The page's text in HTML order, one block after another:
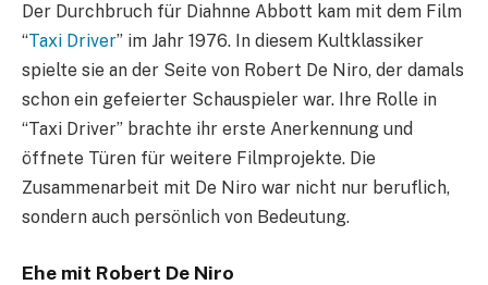
Der Durchbruch für Diahnne Abbott kam mit dem Film
“Taxi Driver” im Jahr 1976. In diesem Kultklassiker
spielte sie an der Seite von Robert De Niro, der damals
schon ein gefeierter Schauspieler war. Ihre Rolle in
“Taxi Driver” brachte ihr erste Anerkennung und
öffnete Türen für weitere Filmprojekte. Die
Zusammenarbeit mit De Niro war nicht nur beruflich,
sondern auch persönlich von Bedeutung.
Ehe mit Robert De Niro